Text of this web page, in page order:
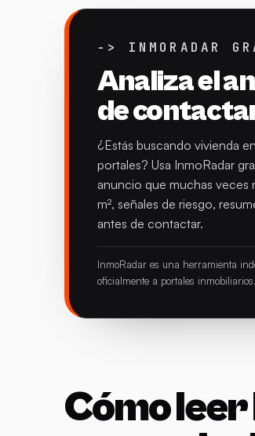
-> INMORADAR
Analiza el
de
¿Estás buscando vivienda
portales? Usa InmoRadar
anuncio que muchas veces
m², señales de riesgo,
antes de contactar.
InmoRadar es una herramienta
oficialmente a portales inmobiliarios.
Cómo